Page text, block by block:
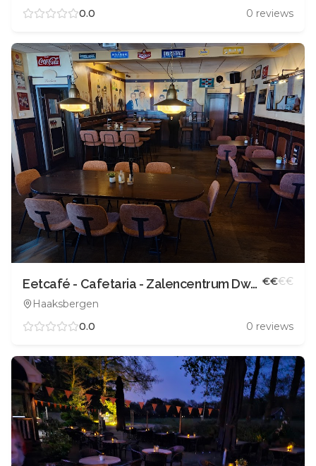
0.0
0 reviews
Eetcafé - Cafetaria - Zalencentrum Dwars
Haaksbergen
€€€€
0.0 0 reviews